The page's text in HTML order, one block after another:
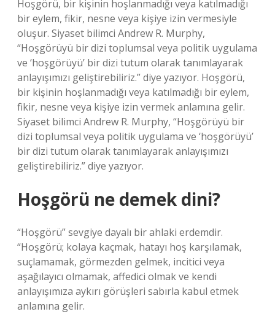
Hoşgörü, bir kişinin hoşlanmadığı veya katılmadığı
bir eylem, fikir, nesne veya kişiye izin vermesiyle
oluşur. Siyaset bilimci Andrew R. Murphy,
“Hoşgörüyü bir dizi toplumsal veya politik uygulama
ve ‘hoşgörüyü’ bir dizi tutum olarak tanımlayarak
anlayışımızı geliştirebiliriz.” diye yazıyor. Hoşgörü,
bir kişinin hoşlanmadığı veya katılmadığı bir eylem,
fikir, nesne veya kişiye izin vermek anlamına gelir.
Siyaset bilimci Andrew R. Murphy, “Hoşgörüyü bir
dizi toplumsal veya politik uygulama ve ‘hoşgörüyü’
bir dizi tutum olarak tanımlayarak anlayışımızı
geliştirebiliriz.” diye yazıyor.
Hoşgörü ne demek dini?
“Hoşgörü” sevgiye dayalı bir ahlaki erdemdir.
“Hoşgörü; kolaya kaçmak, hatayı hoş karşılamak,
suçlamamak, görmezden gelmek, incitici veya
aşağılayıcı olmamak, affedici olmak ve kendi
anlayışımıza aykırı görüşleri sabırla kabul etmek
anlamına gelir.